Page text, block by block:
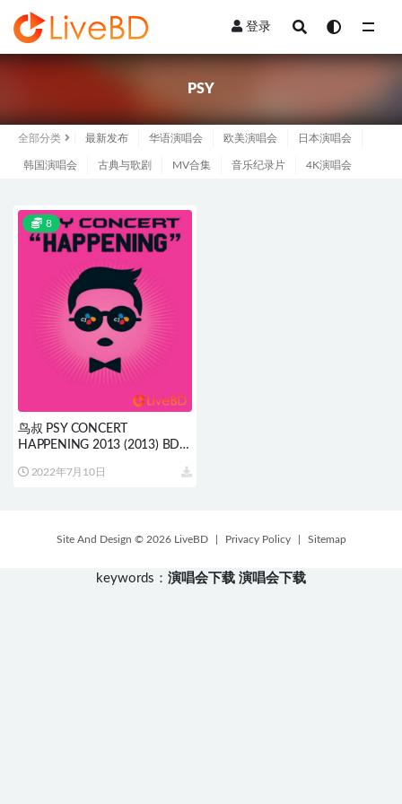
登录
PSY
全部分类 最新发布 华语演唱会 欧美演唱会 日本演唱会
韩国演唱会 古典与歌剧 MV合集 音乐纪录片 4K演唱会
8
鸟叔 PSY CONCERT
HAPPENING 2013 (2013) BD蓝
2022年7月10日
Site And Design © 2026 LiveBD Privacy Policy Sitemap
keywords： 演唱会下载 演唱会下载